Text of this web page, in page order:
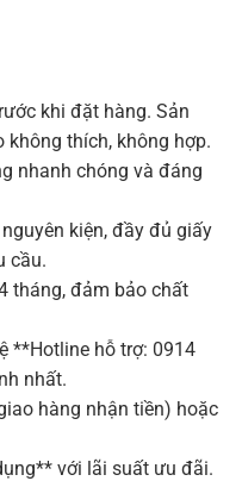
khi đặt hàng. Sản
thích, không hợp.
nhanh chóng và đáng
kiện, đầy đủ giấy
cầu.
tháng, đảm bảo chất
**Hotline hỗ trợ: 0914
nhất.
hàng nhận tiền) hoặc
với lãi suất ưu đãi.